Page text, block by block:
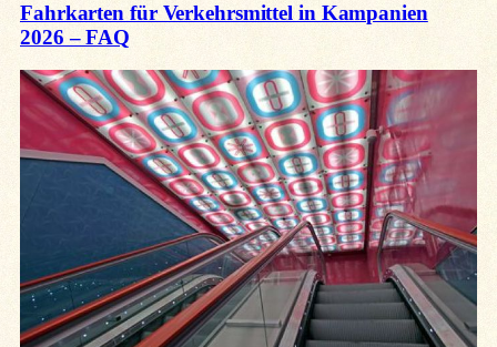
Fahrkarten für Verkehrsmittel in Kampanien
2026 – FAQ